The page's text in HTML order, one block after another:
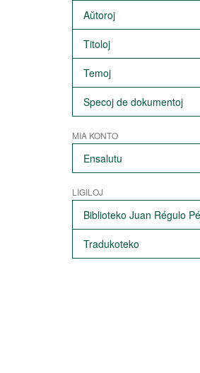
Aŭtoroj
Titoloj
Temoj
Specoj de dokumentoj
MIA KONTO
Ensalutu
LIGILOJ
Biblioteko Juan Régulo
Tradukoteko